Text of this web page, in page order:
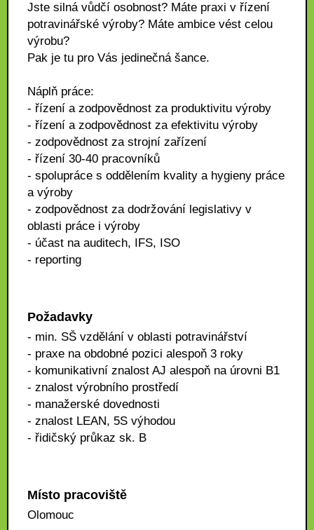
Jste silná vůdčí osobnost? Máte praxi v řízení
potravinářské výroby? Máte ambice vést celou
výrobu?
Pak je tu pro Vás jedinečná šance.
Náplň práce:
- řízení a zodpovědnost za produktivitu výroby
- řízení a zodpovědnost za efektivitu výroby
- zodpovědnost za strojní zařízení
- řízení 30-40 pracovníků
- spolupráce s oddělením kvality a hygieny práce
a výroby
- zodpovědnost za dodržování legislativy v
oblasti práce i výroby
- účast na auditech, IFS, ISO
- reporting
Požadavky
- min. SŠ vzdělání v oblasti potravinářství
- praxe na obdobné pozici alespoň 3 roky
- komunikativní znalost AJ alespoň na úrovni B1
- znalost výrobního prostředí
- manažerské dovednosti
- znalost LEAN, 5S výhodou
- řidičský průkaz sk. B
Místo pracoviště
Olomouc